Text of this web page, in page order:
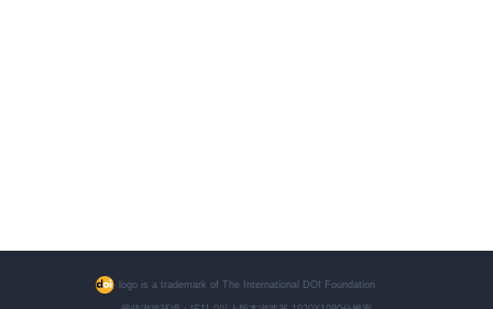
logo is a trademark of The International DOI Foundation